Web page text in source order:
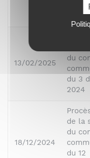
2024
13/02/2025
du
du 3
2024
18/12/2024
de la
du
du 12